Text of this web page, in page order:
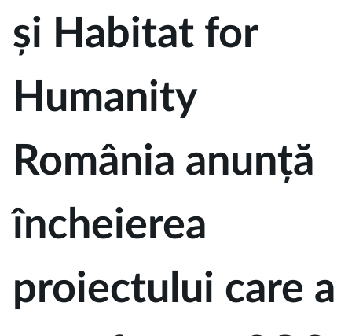
și Habitat for
Humanity
România anunță
încheierea
proiectului care a